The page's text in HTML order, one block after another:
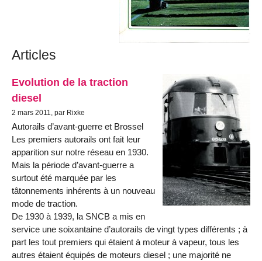
Articles
Evolution de la traction
diesel
2 mars 2011, par Rixke
Autorails d’avant-guerre et Brossel
Les premiers autorails ont fait leur
apparition sur notre réseau en 1930.
Mais la période d’avant-guerre a
surtout été marquée par les
tâtonnements inhérents à un nouveau
mode de traction.
De 1930 à 1939, la SNCB a mis en
service une soixantaine d’autorails de vingt types différents ; à
part les tout premiers qui étaient à moteur à vapeur, tous les
autres étaient équipés de moteurs diesel ; une majorité ne